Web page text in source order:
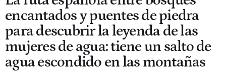
encantados y puentes de piedra
para descubrir la leyenda de las
mujeres de agua: tiene un salto de
agua escondido en las montañas